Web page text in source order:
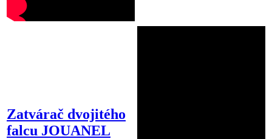
Zatvárač dvojitého
falcu JOUANEL